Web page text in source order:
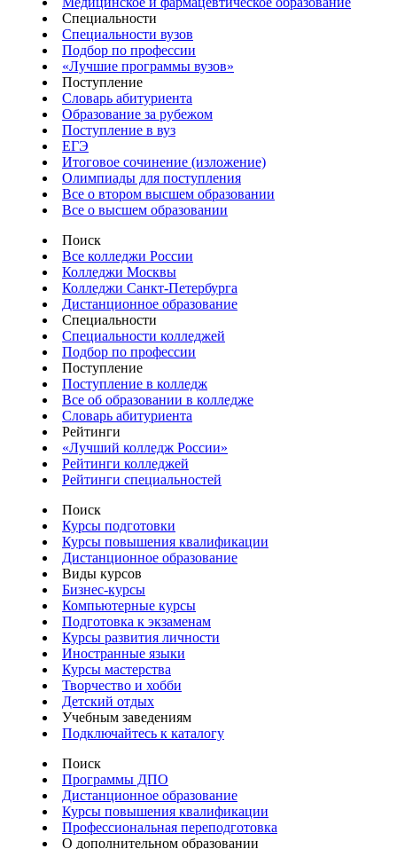
Специальности
Специальности вузов
Подбор по профессии
«Лучшие программы вузов»
Поступление
Словарь абитуриента
Образование за рубежом
Поступление в вуз
ЕГЭ
Итоговое сочинение (изложение)
Олимпиады для поступления
Все о втором высшем образовании
Все о высшем образовании
Поиск
Все колледжи России
Колледжи Москвы
Колледжи Санкт-Петербурга
Дистанционное образование
Специальности
Специальности колледжей
Подбор по профессии
Поступление
Поступление в колледж
Все об образовании в колледже
Словарь абитуриента
Рейтинги
«Лучший колледж России»
Рейтинги колледжей
Рейтинги специальностей
Поиск
Курсы подготовки
Курсы повышения квалификации
Дистанционное образование
Виды курсов
Бизнес-курсы
Компьютерные курсы
Подготовка к экзаменам
Курсы развития личности
Иностранные языки
Курсы мастерства
Творчество и хобби
Детский отдых
Учебным заведениям
Подключайтесь к каталогу
Поиск
Программы ДПО
Дистанционное образование
Курсы повышения квалификации
Профессиональная переподготовка
О дополнительном образовании